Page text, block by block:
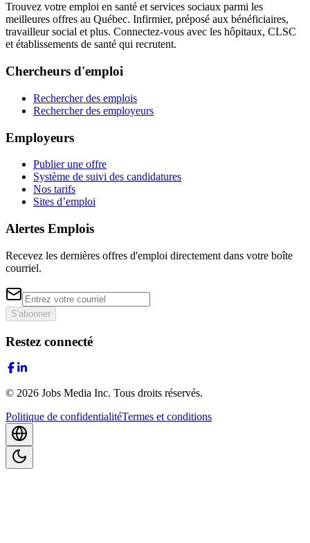
Trouvez votre emploi en santé et services sociaux parmi les
meilleures offres au Québec. Infirmier, préposé aux bénéficiaires,
travailleur social et plus. Connectez-vous avec les hôpitaux, CLSC
et établissements de santé qui recrutent.
Chercheurs d'emploi
Rechercher des emplois
Rechercher des employeurs
Employeurs
Publier une offre
Système de suivi des candidatures
Nos tarifs
Sites d’emploi
Alertes Emplois
Recevez les dernières offres d'emploi directement dans votre boîte
courriel.
S'abonner
Restez connecté
© 2026 Jobs Media Inc. Tous droits réservés.
Politique de confidentialitéTermes et conditions